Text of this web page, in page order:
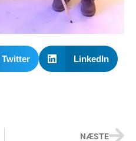
Twitter LinkedIn
NÆSTE